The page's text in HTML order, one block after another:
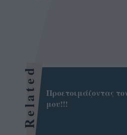
Related
Προετοιμάζοντας
μου!!!